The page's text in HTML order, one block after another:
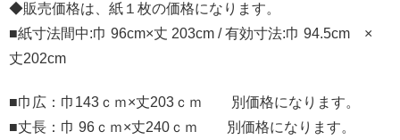
◆販売価格は、紙１枚の価格になります。
■紙寸法間中:巾 96cm×丈 203cm / 有効寸法:巾 94.5cm ×
丈202cm
■巾広：巾143ｃｍ×丈203ｃｍ 別価格になります。
■丈長：巾 96ｃｍ×丈240ｃｍ 別価格になります。